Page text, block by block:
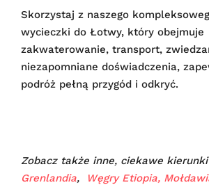
Skorzystaj z naszego
wycieczki do Łotwy, który obejmuje
zakwaterowanie, transport,
niezapomniane doświadczenia,
podróż pełną przygód i odkryć.
Zobacz także inne, ciekawe
Grenlandia, Węgry Etiopia,